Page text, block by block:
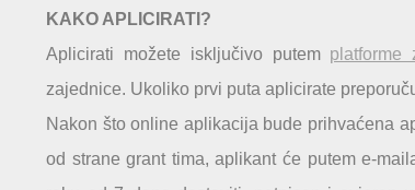
KAKO APLICIRATI?
Aplicirati možete isključivo putem platforme
zajednice. Ukoliko prvi puta aplicirate
Nakon što online aplikacija bude prihvaćena
od strane grant tima, aplikant će putem e-